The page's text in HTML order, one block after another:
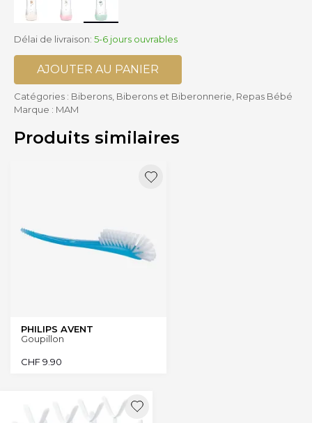
Délai de livraison: 5-6 jours ouvrables
AJOUTER AU PANIER
Catégories : Biberons Biberons et Biberonnerie Repas Bébé
Marque : MAM
Produits similaires
PHILIPS AVENT
Goupillon
CHF9.90